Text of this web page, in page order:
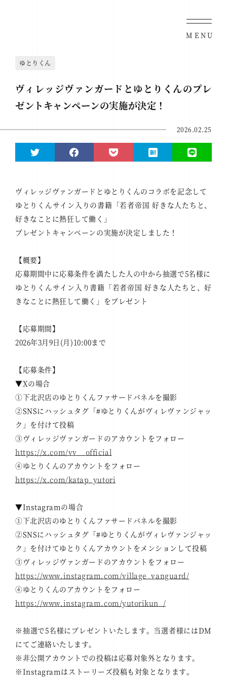
MENU
ゆとりくん
ヴィレッジヴァンガードとゆとりくんのプレ
ゼントキャンペーンの実施が決定！
2026.02.25
ヴィレッジヴァンガードとゆとりくんのコラボを記念して
ゆとりくんサイン入りの書籍「若者帝国 好きな人たちと、
好きなことに熱狂して働く」
プレゼントキャンペーンの実施が決定しました！
【概要】
応募期間中に応募条件を満たした人の中から抽選で5名様に
ゆとりくんサイン入り書籍「若者帝国 好きな人たちと、好
きなことに熱狂して働く」をプレゼント
【応募期間】
2026年3月9日(月)10:00まで
【応募条件】
▼Xの場合
①下北沢店のゆとりくんファサードパネルを撮影
②SNSにハッシュタグ「#ゆとりくんがヴィレヴァンジャッ
ク」を付けて投稿
③ヴィレッジヴァンガードのアカウントをフォロー
https://x.com/vv__official
④ゆとりくんのアカウントをフォロー
https://x.com/katap_yutori
▼Instagramの場合
①下北沢店のゆとりくんファサードパネルを撮影
②SNSにハッシュタグ「#ゆとりくんがヴィレヴァンジャッ
ク」を付けてゆとりくんアカウントをメンションして投稿
③ヴィレッジヴァンガードのアカウントをフォロー
https://www.instagram.com/village_vanguard/
④ゆとりくんのアカウントをフォロー
https://www.instagram.com/yutorikun_/
※抽選で5名様にプレゼントいたします。当選者様にはDM
にてご連絡いたします。
※非公開アカウントでの投稿は応募対象外となります。
※Instagramはストーリーズ投稿も対象となります。